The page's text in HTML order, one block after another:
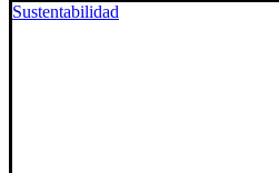
Sustentabilidad